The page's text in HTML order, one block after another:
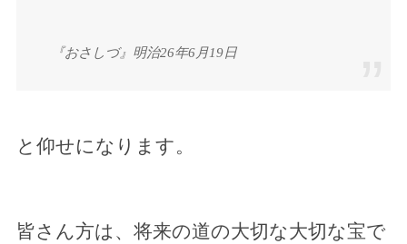
『おさしづ』明治26年6月19日
と仰せになります。
皆さん方は、将来の道の大切な大切な宝で